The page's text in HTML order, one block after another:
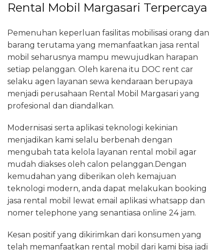
Rental Mobil Margasari Terpercaya
Pemenuhan keperluan fasilitas mobilisasi orang dan
barang terutama yang memanfaatkan jasa rental
mobil seharusnya mampu mewujudkan harapan
setiap pelanggan. Oleh karena itu DOC rent car
selaku agen layanan sewa kendaraan berupaya
menjadi perusahaan Rental Mobil Margasari yang
profesional dan diandalkan.
Modernisasi serta aplikasi teknologi kekinian
menjadikan kami selalu berbenah dengan
mengubah tata kelola layanan rental mobil agar
mudah diakses oleh calon pelanggan.Dengan
kemudahan yang diberikan oleh kemajuan
teknologi modern, anda dapat melakukan booking
jasa rental mobil lewat email aplikasi whatsapp dan
nomer telephone yang senantiasa online 24 jam.
Kesan positif yang dikirimkan dari konsumen yang
telah memanfaatkan rental mobil dari kami bisa jadi